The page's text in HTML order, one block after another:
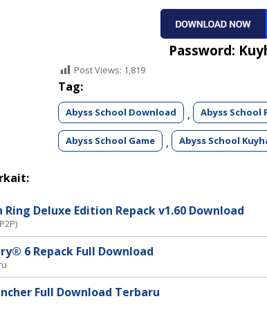
Password:
Post Views: 1,819
Tag:
Abyss School Download , Abyss School
Abyss School Game , Abyss School
Ring Deluxe Edition Repack v1.60 Download
6 Repack Full Download
Full Download Terbaru